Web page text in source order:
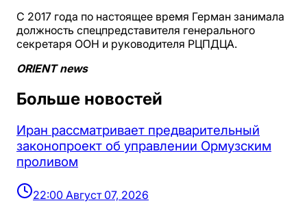
С 2017 года по настоящее время Герман занимала
должность спецпредставителя генерального
секретаря ООН и руководителя РЦПДЦА.
ORIENT news
Больше новостей
Иран рассматривает предварительный
законопроект об управлении Ормузским
проливом
22:00 Август 07, 2026